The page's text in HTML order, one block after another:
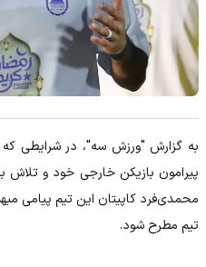
به گزارش "ورزش سه"، در شرایطی
پیرامون بازیکن خارجی خود و
محمدی‌فرد کاپیتان این تیم پیامی
تیم مطرح شود.